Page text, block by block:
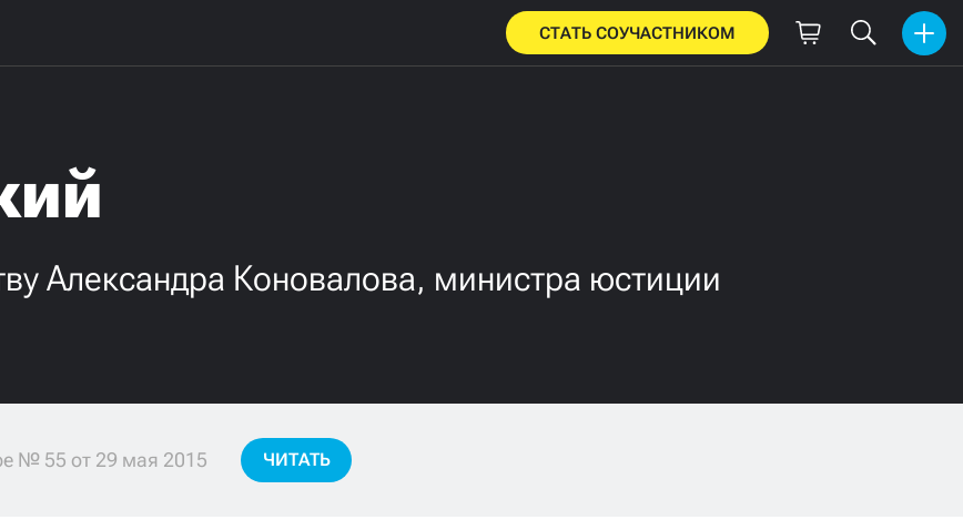
СТАТЬ СОУЧАСТНИКОМ
Александра Коновалова, министра юстиции
№ 55 от 29 мая 2015 ЧИТАТЬ